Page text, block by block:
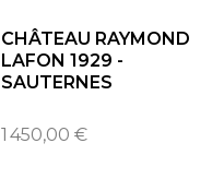
CHÂTEAU RAYMOND
LAFON 1929 -
SAUTERNES
1 450,00 €